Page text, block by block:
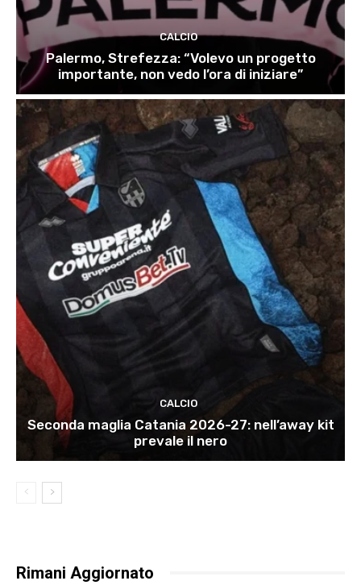
CALCIO
Palermo, Strefezza: “Volevo un progetto
importante, non vedo l’ora di iniziare”
CALCIO
Seconda maglia Catania 2026-27: nell’away kit
prevale il nero
Rimani Aggiornato